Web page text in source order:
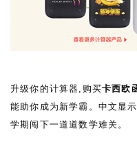
升级你的计算器 购买卡西欧
能助你成为新学霸。中文显
学期闯下一道道数学难关。